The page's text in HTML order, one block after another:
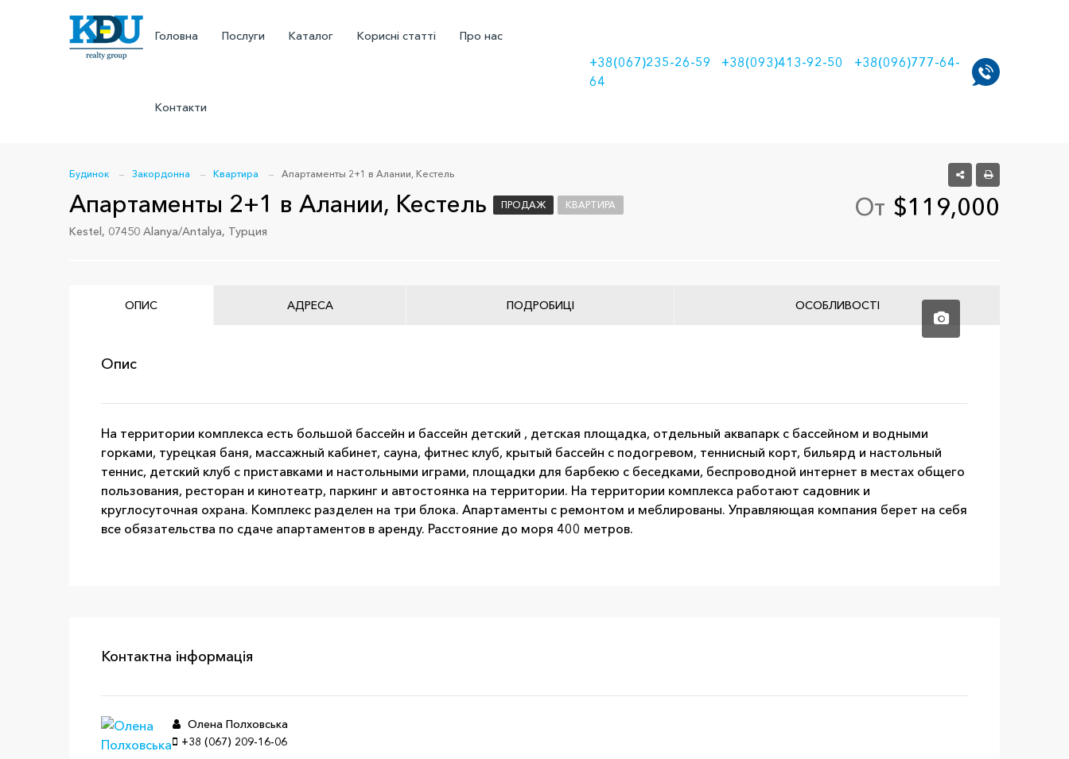
Головна Послуги Каталог Корисні статті Про нас
Контакти
+38(067)235-26-59 +38(093)413-92-50
+38(096)777-64-
64
Будинок Закордонна Квартира Апартаменты 2+1 в Алании, Кестель
Апартаменты 2+1 в Алании, Кестель ПРОДАЖ КВАРТИРА
Kestel, 07450 Alanya/Antalya, Турция
От $119,000
ОПИС АДРЕСА ПОДРОБИЦІ ОСОБЛИВОСТІ
Опис
На территории комплекса есть большой бассейн и бассейн детский , детская площадка, отдельный аквапарк с бассейном и водными
горками, турецкая баня, массажный кабинет, сауна, фитнес клуб, крытый бассейн с подогревом, теннисный корт, бильярд и настольный
теннис, детский клуб с приставками и настольными играми, площадки для барбекю с беседками, беспроводной интернет в местах общего
пользования, ресторан и кинотеатр, паркинг и автостоянка на территории. На территории комплекса работают садовник и
круглосуточная охрана. Комплекс разделен на три блока. Апартаменты с ремонтом и меблированы. Управляющая компания берет на себя
все обязательства по сдаче апартаментов в аренду. Расстояние до моря 400 метров.
Контактна інформація
Олена Полховська
+38 (067) 209-16-06